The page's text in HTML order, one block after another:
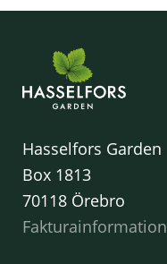
Hasselfors Garden
Box 1813
70118 Örebro
Fakturainformation